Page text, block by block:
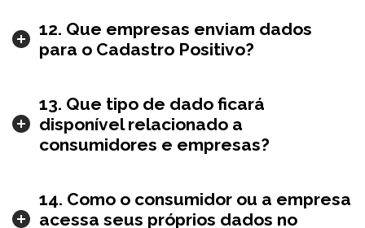
12. Que empresas enviam dados
para o Cadastro Positivo?
13. Que tipo de dado ficará
disponível relacionado a
consumidores e empresas?
14. Como o consumidor ou a empresa
acessa seus próprios dados no